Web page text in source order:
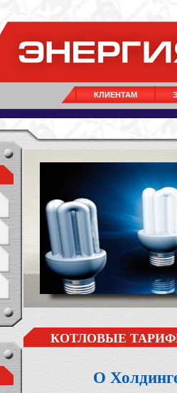
КЛИЕНТАМ
КОТЛОВЫЕ
О